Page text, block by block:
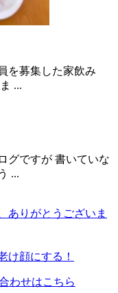
を募集した家飲み
...
グですが 書いていな
...
ありがとうございま
け顔にする！